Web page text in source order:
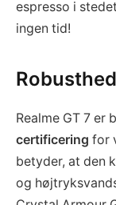
espresso i
ingen tid!
Realme GT 7 er
certificering for
betyder, at den
og